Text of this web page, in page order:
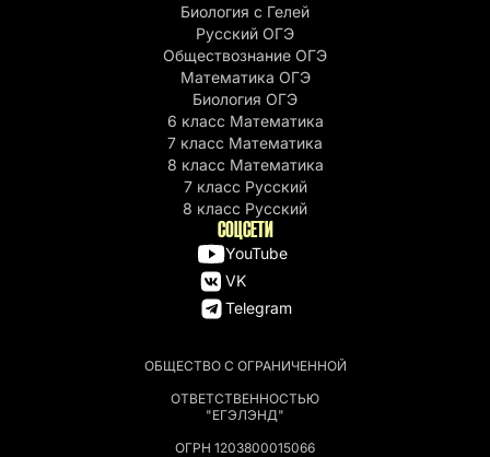
ОБЩЕСТВО С ОГРАНИЧЕННОЙ
ОТВЕТСТВЕННОСТЬЮ
"ЕГЭЛЭНД"
ОГРН 1203800015066
Биология с Гелей
Русский ОГЭ
Обществознание ОГЭ
Математика ОГЭ
Биология ОГЭ
6 класс Математика
7 класс Математика
8 класс Математика
7 класс Русский
8 класс Русский
СОЦСЕТИ
YouTube
VK
Telegram